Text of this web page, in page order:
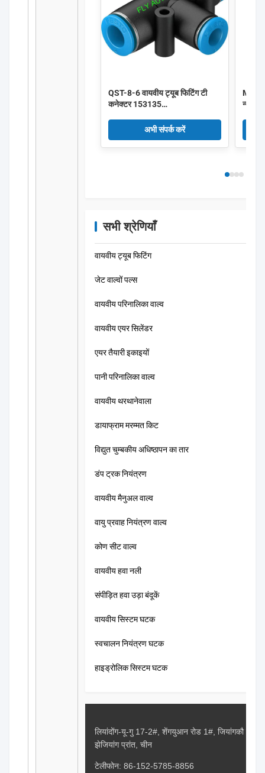
QST-8-6 वायवीय ट्यूब फिटिंग टी
कनेक्टर 153135
अभी संपर्क करें
सभी श्रेणियाँ
वायवीय ट्यूब फिटिंग
जेट वाल्वों पल्स
वायवीय परिनालिका वाल्व
वायवीय एयर सिलेंडर
एयर तैयारी इकाइयों
पानी परिनालिका वाल्व
वायवीय थरथानेवाला
डायाफ्राम मरम्मत किट
विद्युत चुम्बकीय अधिष्ठापन का तार
डंप ट्रक नियंत्रण
वायवीय मैनुअल वाल्व
वायु प्रवाह नियंत्रण वाल्व
कोण सीट वाल्व
वायवीय हवा नली
संपीड़ित हवा उड़ा बंदूकें
वायवीय सिस्टम घटक
स्वचालन नियंत्रण घटक
हाइड्रोलिक सिस्टम घटक
लियांदोंग-यू-गु 17-2#, शेंगयुआन रोड 1#, जियांगकौ
झेजियांग प्रांत, चीन
टेलीफोन: 86-152-5785-8856